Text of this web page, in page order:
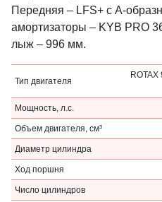
Передняя – LFS+ с А-
амортизаторы – KYB PRO
лыж – 996 мм.
Тип двигателя
Мощность, л.с.
Объем двигателя, см³
Диаметр цилиндра
Ход поршня
Число цилиндров